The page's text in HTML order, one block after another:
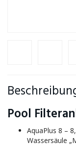
Pool
AquaPlus 8 –
Wassersäule